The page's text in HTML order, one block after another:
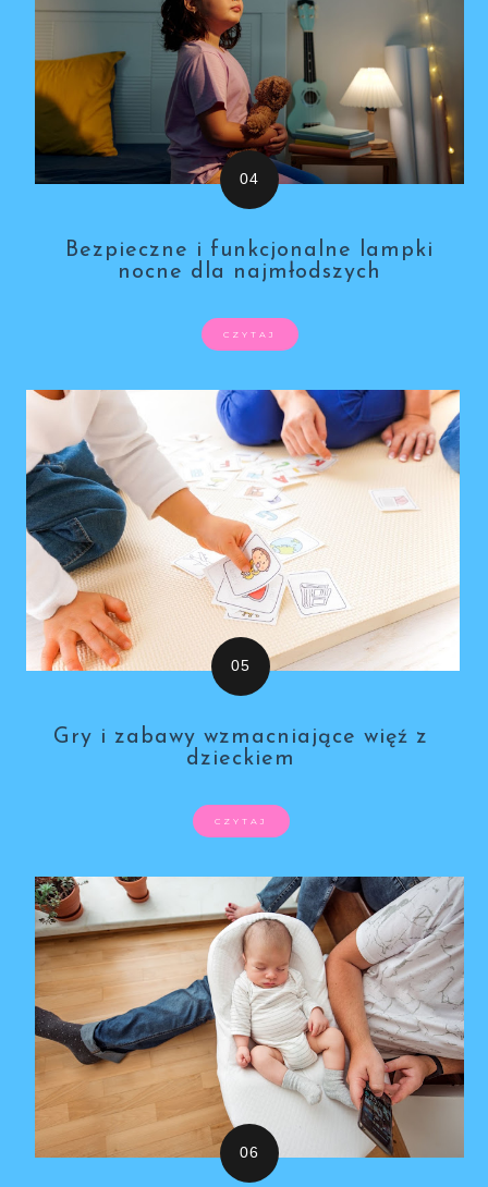
Bezpieczne i funkcjonalne lampki
nocne dla najmłodszych
CZYTAJ
Gry i zabawy wzmacniające więź z
dzieckiem
CZYTAJ